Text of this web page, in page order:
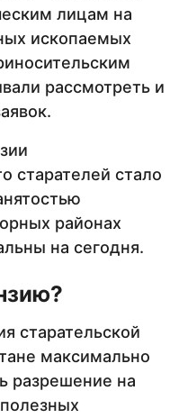
лицам на
ископаемых
рассмотреть и
старателей стало
районах
на сегодня.
старательской
максимально
разрешение на